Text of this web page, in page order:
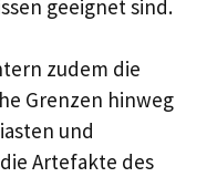
geeignet sind.
zudem die
Grenzen hinweg
und
Artefakte des